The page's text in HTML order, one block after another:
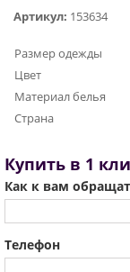
Артикул: 153634
Размер одежды
Цвет
Материал белья
Страна
Купить в 1
Как к вам
Телефон